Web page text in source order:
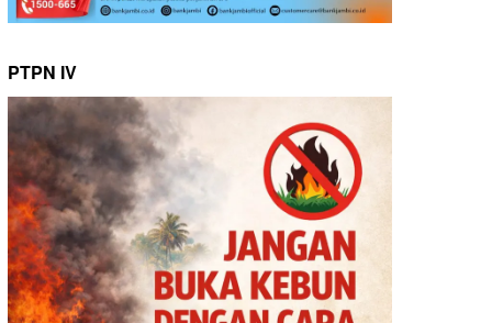
PTPN IV